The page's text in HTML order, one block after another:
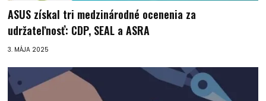
ASUS získal tri medzinárodné ocenenia za
udržateľnosť: CDP, SEAL a ASRA
3. MÁJA 2025